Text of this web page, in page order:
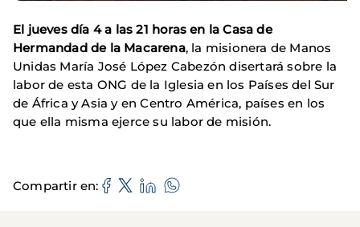
El jueves día 4 a las 21 horas en la Casa de
Hermandad de la Macarena, la misionera de Manos
Unidas María José López Cabezón disertará sobre la
labor de esta ONG de la Iglesia en los Países del Sur
de África y Asia y en Centro América, países en los
que ella misma ejerce su labor de misión.
Compartir en